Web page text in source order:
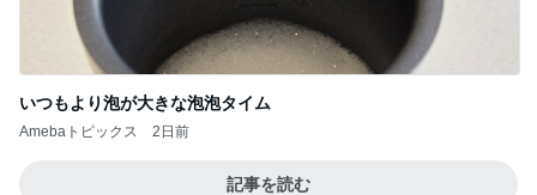
いつもより泡が大きな泡泡タイム
Amebaトピックス 2日前
記事を読む